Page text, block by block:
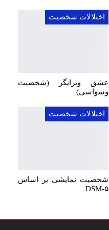
اختلالات شخصیت
عشق ویرانگر (شخصیت
وسواسی)
اختلالات شخصیت
شخصیت نمایشی بر اساس
DSM-۵